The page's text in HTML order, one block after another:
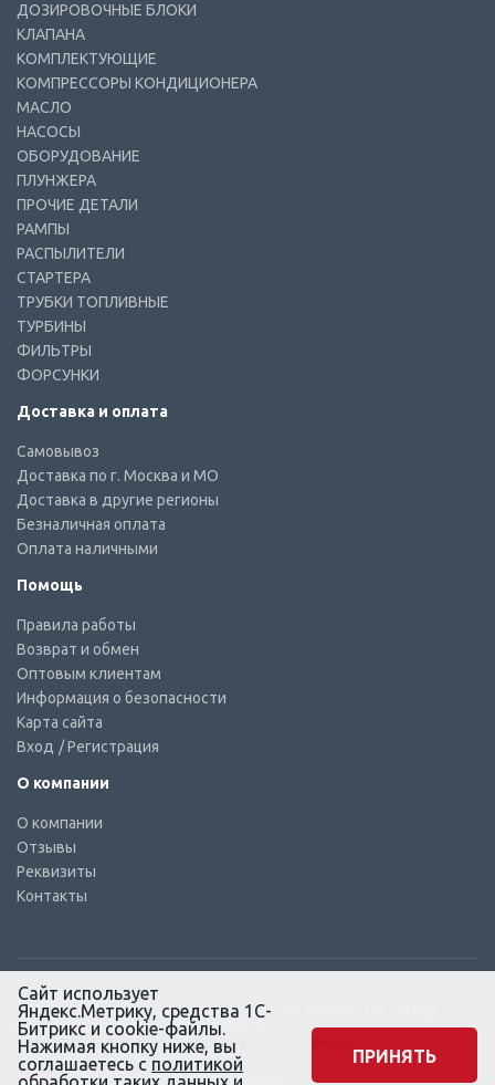
ДОЗИРОВОЧНЫЕ БЛОКИ
КЛАПАНА
КОМПЛЕКТУЮЩИЕ
КОМПРЕССОРЫ КОНДИЦИОНЕРА
МАСЛО
НАСОСЫ
ОБОРУДОВАНИЕ
ПЛУНЖЕРА
ПРОЧИЕ ДЕТАЛИ
РАМПЫ
РАСПЫЛИТЕЛИ
СТАРТЕРА
ТРУБКИ ТОПЛИВНЫЕ
ТУРБИНЫ
ФИЛЬТРЫ
ФОРСУНКИ
Доставка и оплата
Самовывоз
Доставка по г. Москва и МО
Доставка в другие регионы
Безналичная оплата
Оплата наличными
Помощь
Правила работы
Возврат и обмен
Оптовым клиентам
Информация о безопасности
Карта сайта
Вход / Регистрация
О компании
О компании
Отзывы
Реквизиты
Контакты
© КТС-Дизель – Комплектующие к топливным системам
Все права защищены, 2003 – 2025
Согласие на обработку персональных данных
Сайт создан в маркетинговом
Сайт использует
Яндекс.Метрику, средства 1С-
Битрикс и cookie-файлы.
Нажимая кнопку ниже, вы
соглашаетесь с политикой
ПРИНЯТЬ